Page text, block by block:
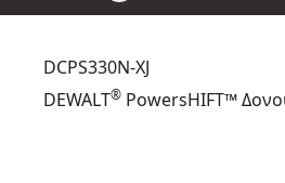
DCPS330N-XJ
DEWALT® PowersHIFT™